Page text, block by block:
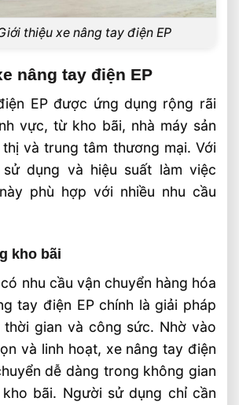
thiệu xe nâng tay điện EP
nâng tay điện EP
EP được ứng dụng rộng rãi
vực, từ kho bãi, nhà máy sản
và trung tâm thương mại. Với
dụng và hiệu suất làm việc
phù hợp với nhiều nhu cầu
kho bãi
nhu cầu vận chuyển hàng hóa
tay điện EP chính là giải pháp
gian và công sức. Nhờ vào
và linh hoạt, xe nâng tay điện
dễ dàng trong không gian
bãi. Người sử dụng chỉ cần